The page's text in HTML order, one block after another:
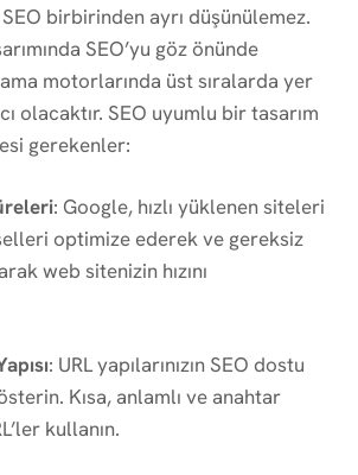
birbirinden ayrı düşünülemez.
SEO’yu göz önünde
motorlarında üst sıralarda yer
olacaktır. SEO uyumlu bir tasarım
gerekenler:
: Google, hızlı yüklenen siteleri
optimize ederek ve gereksiz
web sitenizin hızını
: URL yapılarınızın SEO dostu
Kısa, anlamlı ve anahtar
kullanın.